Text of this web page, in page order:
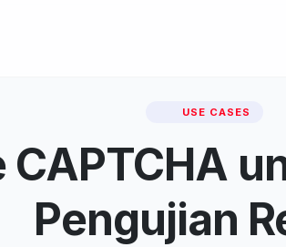
USE CASES
CAPTCHA
Pengujian